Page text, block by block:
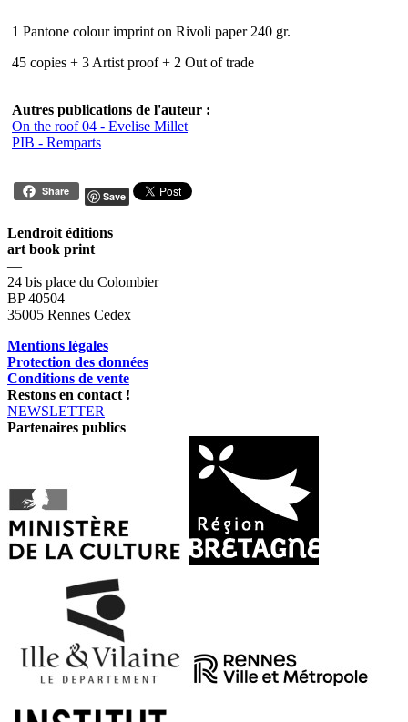
1 Pantone colour imprint on Rivoli paper 240 gr.
45 copies + 3 Artist proof + 2 Out of trade
Autres publications de l'auteur :
On the roof 04 - Evelise Millet
PIB - Remparts
Share Save
Lendroit éditions
art book print
—
24 bis place du Colombier
BP 40504
35005 Rennes Cedex
Mentions légales
Protection des données
Conditions de vente
Restons en contact !
NEWSLETTER
Partenaires publics